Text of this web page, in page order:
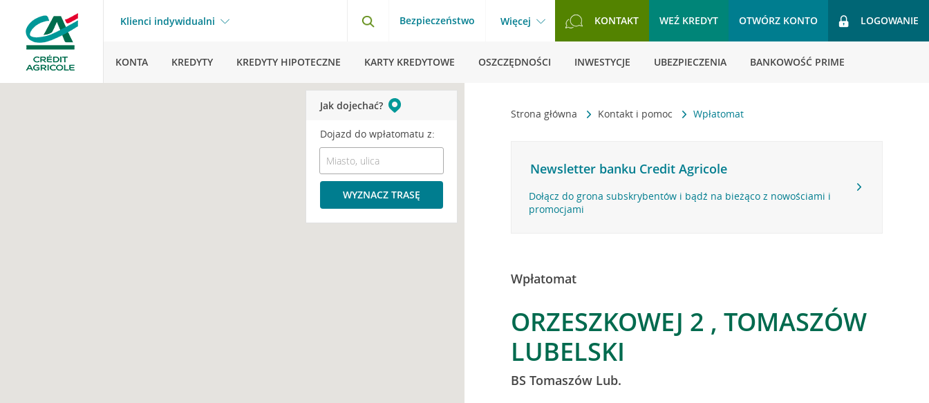
Klienci indywidualni Bezpieczeństwo Więcej KONTAKT WEŹ KREDYT OTWÓRZ KONTO LOGOWANIE
KONTA KREDYTY KREDYTY HIPOTECZNE KARTY KREDYTOWE OSZCZĘDNOŚCI INWESTYCJE UBEZPIECZENIA BANKOWOŚĆ PRIME
Strona główna Kontakt i pomoc Wpłatomat
Newsletter banku Credit Agricole
Dołącz do grona subskrybentów i bądź na bieżąco z nowościami i
promocjami
Wpłatomat
ORZESZKOWEJ 2 , TOMASZÓW
LUBELSKI
BS Tomaszów Lub.
Jak dojechać?
Dojazd do wpłatomatu z:
WYZNACZ TRASĘ